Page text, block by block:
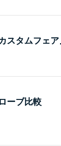
スタムフェ
ーブ比較